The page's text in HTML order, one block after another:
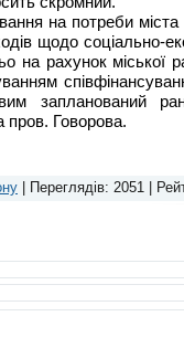
на потреби
щодо соціально-
на рахунок міської
запланований
пров. Говорова.
Переглядів: 2051 |